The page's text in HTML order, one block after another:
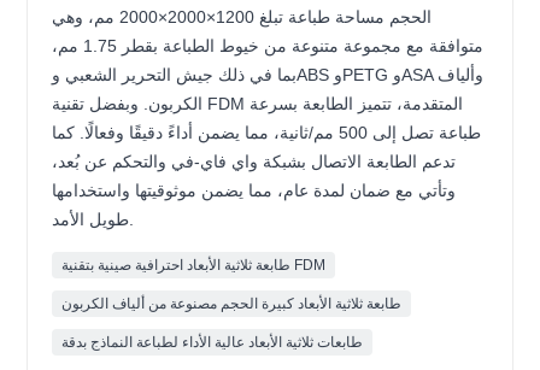
الحجم مساحة طباعة تبلغ 1200×2000×2000 مم، وهي
متوافقة مع مجموعة متنوعة من خيوط الطباعة بقطر 1.75 مم،
بما في ذلك جيش التحرير الشعبي وABS وPETG وASA وألياف
الكربون. وبفضل تقنية FDM المتقدمة، تتميز الطابعة بسرعة
طباعة تصل إلى 500 مم/ثانية، مما يضمن أداءً دقيقًا وفعالًا. كما
تدعم الطابعة الاتصال بشبكة واي فاي-في والتحكم عن بُعد،
وتأتي مع ضمان لمدة عام، مما يضمن موثوقيتها واستخدامها
طابعة ثلاثية الأبعاد احترافية صينية بتقنية FDM
طابعة ثلاثية الأبعاد كبيرة الحجم مصنوعة من ألياف الكربون
طابعات ثلاثية الأبعاد عالية الأداء لطباعة النماذج بدقة